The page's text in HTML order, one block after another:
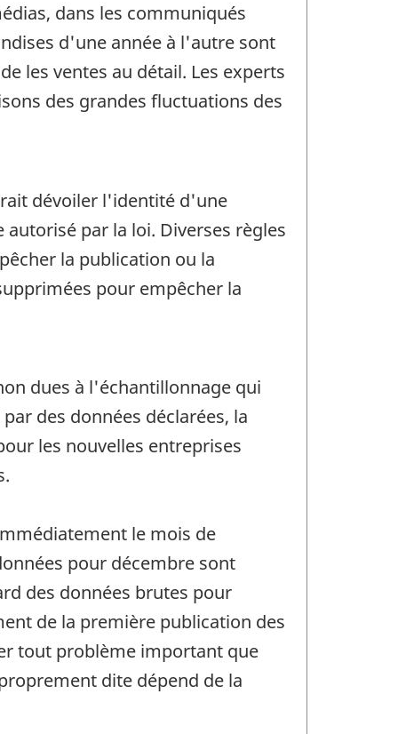
dans les communiqués
d'une année à l'autre sont
les ventes au détail. Les experts
des grandes fluctuations des
dévoiler l'identité d'une
par la loi. Diverses règles
la publication ou la
pour empêcher la
dues à l'échantillonnage qui
des données déclarées, la
les nouvelles entreprises
le mois de
pour décembre sont
des données brutes pour
de la première publication des
tout problème important que
dite dépend de la